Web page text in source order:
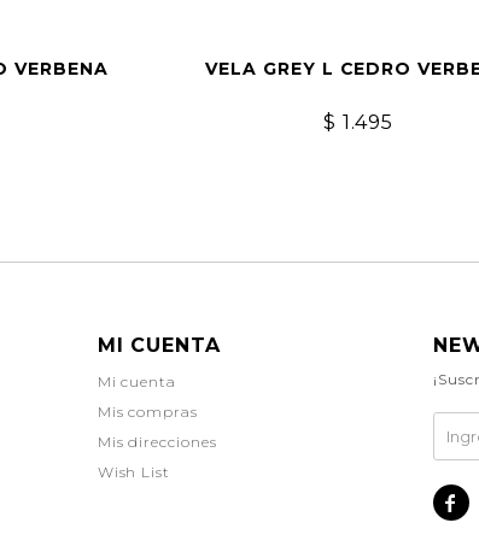
VERBENA VELA GREY L CEDRO
$ 1.495
MI CUENTA
Mi cuenta
Mis compras
Mis direcciones
Wish List
